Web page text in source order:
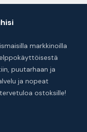
markkinoilla
puutarhaan ja
ja nopeat
ostoksille!